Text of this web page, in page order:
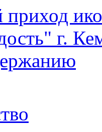
приход
г.